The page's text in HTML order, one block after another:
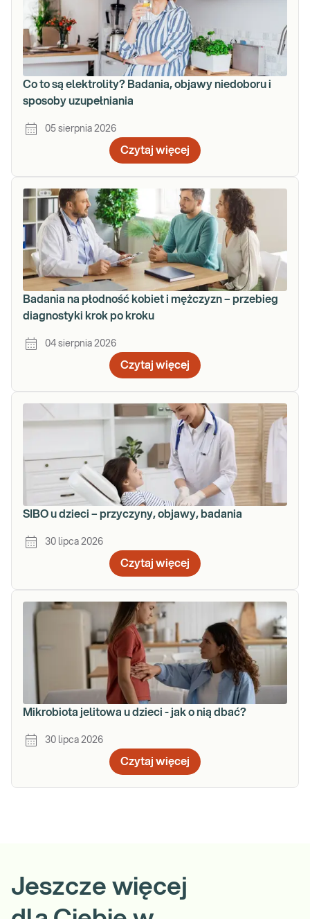
Co to są elektrolity? Badania, objawy niedoboru i
sposoby uzupełniania
05 sierpnia 2026
Czytaj więcej
Badania na płodność kobiet i mężczyzn – przebieg
diagnostyki krok po kroku
04 sierpnia 2026
Czytaj więcej
SIBO u dzieci – przyczyny, objawy, badania
30 lipca 2026
Czytaj więcej
Mikrobiota jelitowa u dzieci - jak o nią dbać?
30 lipca 2026
Czytaj więcej
Jeszcze więcej